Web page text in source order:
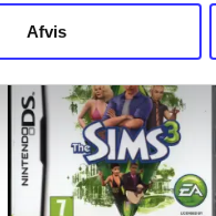
Afvis